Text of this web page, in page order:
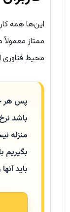
این‌ها همه
ممتاز
محیط فناوری
پس هر
باشد
منزله
بگیریم
باید